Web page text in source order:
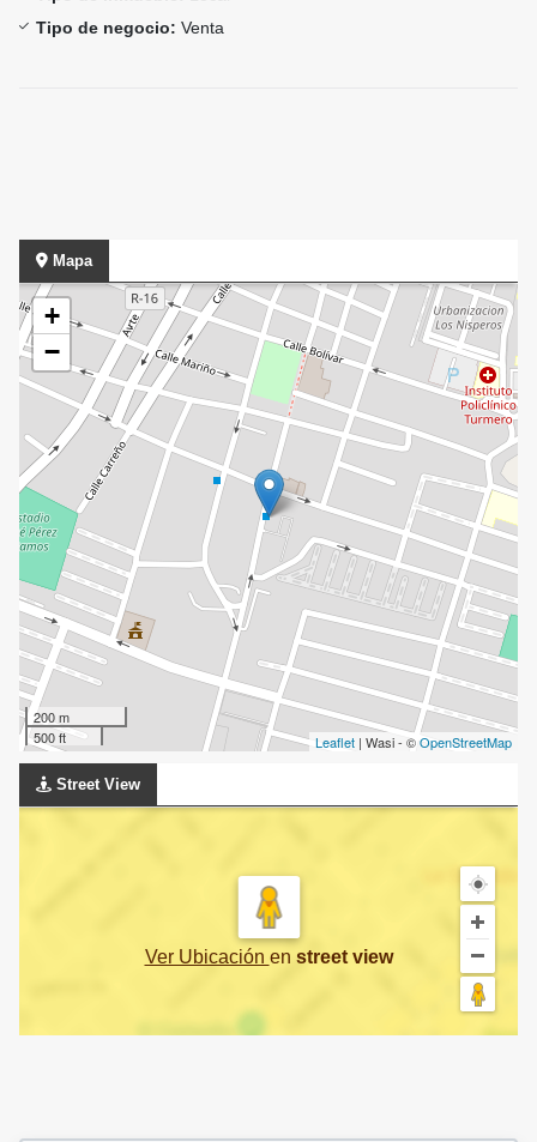
Tipo de negocio: Venta
Mapa
+
−
200 m
500 ft
Leaflet | Wasi - ©OpenStreetMap
Street View
Ver Ubicación en street view